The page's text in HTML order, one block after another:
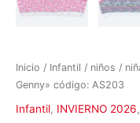
Inicio / Infantil / niños /
Genny» código: AS203
Infantil, INVIERNO 2026,